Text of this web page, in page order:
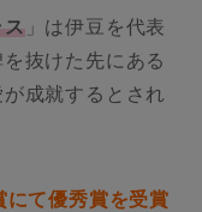
ス」は伊豆を代表
抜けた先にある
成就するとされ
て優秀賞を受賞